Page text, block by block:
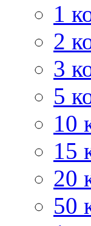
1
2
3
5
10
15
20
50